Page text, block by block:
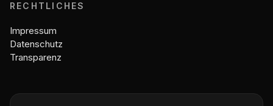
RECHTLICHES
Impressum
Datenschutz
Transparenz